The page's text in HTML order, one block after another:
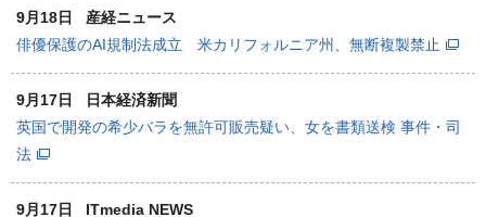
9月18日
産経ニュース
俳優保護のAI規制法成立 米カリフォルニア州、無断複製禁止
9月17日
日本経済新聞
英国で開発の希少バラを無許可販売疑い、女を書類送検 事件・司
法
9月17日
ITmedia NEWS